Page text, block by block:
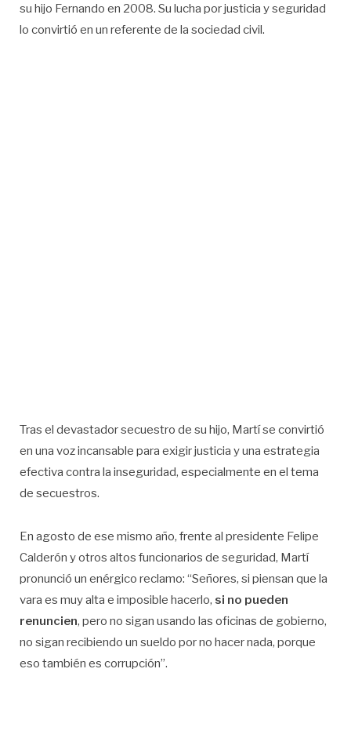
su hijo Fernando en 2008. Su lucha por justicia y seguridad
lo convirtió en un referente de la sociedad civil.
Tras el devastador secuestro de su hijo, Martí se convirtió
en una voz incansable para exigir justicia y una estrategia
efectiva contra la inseguridad, especialmente en el tema
de secuestros.
En agosto de ese mismo año, frente al presidente Felipe
Calderón y otros altos funcionarios de seguridad, Martí
pronunció un enérgico reclamo: “Señores, si piensan que la
vara es muy alta e imposible hacerlo, si no pueden
renuncien, pero no sigan usando las oficinas de gobierno,
no sigan recibiendo un sueldo por no hacer nada, porque
eso también es corrupción”.